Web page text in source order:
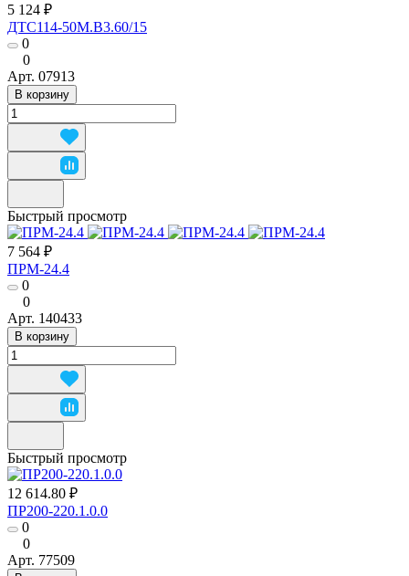
5 124 ₽
ДТС114-50М.В3.60/15
0
0
Арт. 07913
В корзину
Быстрый просмотр
7 564 ₽
ПРМ-24.4
0
0
Арт. 140433
В корзину
Быстрый просмотр
12 614.80 ₽
ПР200-220.1.0.0
0
0
Арт. 77509